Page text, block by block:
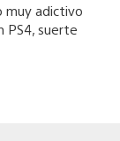
muy adictivo
PS4, suerte